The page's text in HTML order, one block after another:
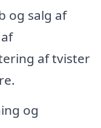
og salg af
af tvister
og